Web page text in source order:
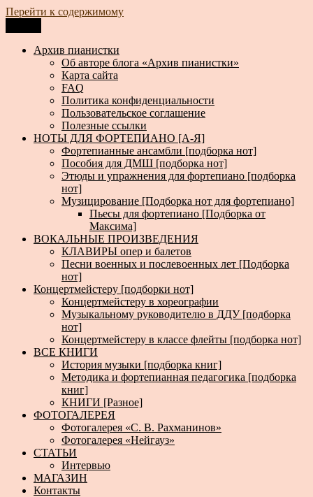
Перейти к содержимому
Архив пианистки
Всё для пианистов: ноты, книги, музыка, статьи…
Архив пианистки
Об авторе блога «Архив пианистки»
Карта сайта
FAQ
Политика конфиденциальности
Пользовательское соглашение
Полезные ссылки
НОТЫ ДЛЯ ФОРТЕПИАНО [А-Я]
Фортепианные ансамбли [подборка нот]
Пособия для ДМШ [подборка нот]
Этюды и упражнения для фортепиано [подборка
нот]
Музицирование [Подборка нот для фортепиано]
Пьесы для фортепиано [Подборка от
Максима]
ВОКАЛЬНЫЕ ПРОИЗВЕДЕНИЯ
КЛАВИРЫ опер и балетов
Песни военных и послевоенных лет [Подборка
нот]
Концертмейстеру [подборки нот]
Концертмейстеру в хореографии
Музыкальному руководителю в ДДУ [подборка
нот]
Концертмейстеру в классе флейты [подборка нот]
ВСЕ КНИГИ
История музыки [подборка книг]
Методика и фортепианная педагогика [подборка
книг]
КНИГИ [Разное]
ФОТОГАЛЕРЕЯ
Фотогалерея «С. В. Рахманинов»
Фотогалерея «Нейгауз»
СТАТЬИ
Интервью
МАГАЗИН
Контакты